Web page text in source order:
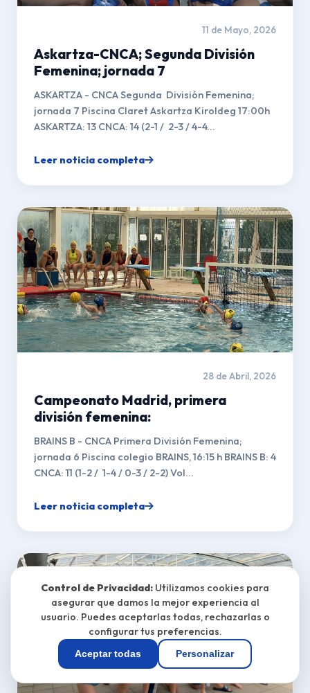
11 de Mayo, 2026
Askartza-CNCA; Segunda División
Femenina; jornada 7
ASKARTZA - CNCA Segunda División Femenina;
jornada 7 Piscina Claret Askartza Kiroldeg 17:00h
ASKARTZA: 13 CNCA: 14 (2-1 / 2-3 / 4-4...
Leer noticia completa
28 de Abril, 2026
Campeonato Madrid, primera
división femenina:
BRAINS B - CNCA Primera División Femenina;
jornada 6 Piscina colegio BRAINS, 16:15 h BRAINS B: 4
CNCA: 11 (1-2 / 1-4 / 0-3 / 2-2) Vol...
Leer noticia completa
Control de Privacidad: Utilizamos cookies para
asegurar que damos la mejor experiencia al
usuario. Puedes aceptarlas todas, rechazarlas o
configurar tus preferencias.
Aceptar todas Personalizar